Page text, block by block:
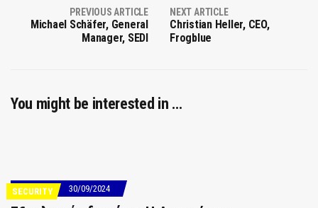
PREVIOUS ARTICLE
Michael Schäfer, General
Manager, SEDI
NEXT ARTICLE
Christian Heller, CEO,
Frogblue
You might be interested in …
SECURITY 30/09/2024